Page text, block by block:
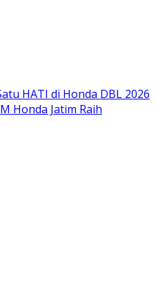
HATI di Honda DBL 2026
Honda Jatim Raih